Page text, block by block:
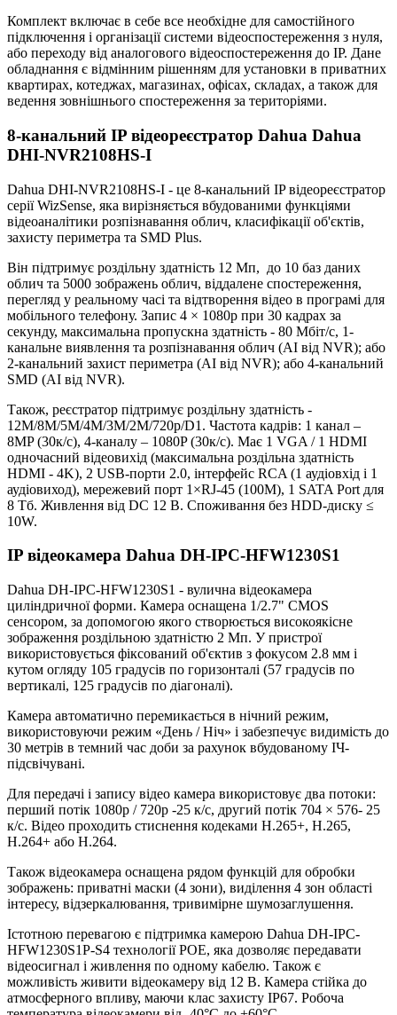
Комплект включає в себе все необхідне для самостійного
підключення і організації системи відеоспостереження з нуля,
або переходу від аналогового відеоспостереження до IP. Дане
обладнання є відмінним рішенням для установки в приватних
квартирах, котеджах, магазинах, офісах, складах, а також для
ведення зовнішнього спостереження за територіями.
8-канальний IP відеореєстратор Dahua Dahua
DHI-NVR2108HS-I
Dahua DHI-NVR2108HS-I - це 8-канальний IP відеореєстратор
серії WizSense, яка вирізняється вбудованими функціями
відеоаналітики розпізнавання облич, класифікації об'єктів,
захисту периметра та SMD Plus.
Він підтримує роздільну здатність 12 Мп, до 10 баз даних
облич та 5000 зображень облич, віддалене спостереження,
перегляд у реальному часі та відтворення відео в програмі для
мобільного телефону. Запис 4 × 1080p при 30 кадрах за
секунду, максимальна пропускна здатність - 80 Мбіт/с, 1-
канальне виявлення та розпізнавання облич (AI від NVR); або
2-канальний захист периметра (AI від NVR); або 4-канальний
SMD (AI від NVR).
Також, реєстратор підтримує роздільну здатність -
12M/8M/5M/4M/3M/2M/720p/D1. Частота кадрів: 1 канал –
8MP (30к/с), 4-каналу – 1080P (30к/с). Має 1 VGA / 1 HDMI
одночасний відеовихід (максимальна роздільна здатність
HDMI - 4K), 2 USB-порти 2.0, інтерфейс RCA (1 аудіовхід і 1
аудіовиход), мережевий порт 1×RJ-45 (100М), 1 SATA Port для
8 Тб. Живлення від DC 12 В. Споживання без HDD-диску ≤
10W.
IP відеокамера Dahua DH-IPC-HFW1230S1
Dahua DH-IPC-HFW1230S1 - вулична відеокамера
циліндричної форми. Камера оснащена 1/2.7" CMOS
сенсором, за допомогою якого створюється високоякісне
зображення роздільною здатністю 2 Мп. У пристрої
використовується фіксований об'єктив з фокусом 2.8 мм і
кутом огляду 105 градусів по горизонталі (57 градусів по
вертикалі, 125 градусів по діагоналі).
Камера автоматично перемикається в нічний режим,
використовуючи режим «День / Ніч» і забезпечує видимість до
30 метрів в темний час доби за рахунок вбудованому ІЧ-
підсвічувані.
Для передачі і запису відео камера використовує два потоки:
перший потік 1080р / 720р -25 к/с, другий потік 704 × 576- 25
к/с. Відео проходить стиснення кодеками H.265+, H.265,
H.264+ або H.264.
Також відеокамера оснащена рядом функцій для обробки
зображень: приватні маски (4 зони), виділення 4 зон області
інтересу, відзеркалювання, тривимірне шумозаглушення.
Істотною перевагою є підтримка камерою Dahua DH-IPC-
HFW1230S1P-S4 технології POE, яка дозволяє передавати
відеосигнал і живлення по одному кабелю. Також є
можливість живити відеокамеру від 12 В. Камера стійка до
атмосферного впливу, маючи клас захисту IP67. Робоча